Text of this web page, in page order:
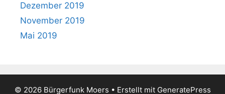
Dezember 2019
November 2019
Mai 2019
© 2026 Bürgerfunk Moers • Erstellt mit GeneratePress